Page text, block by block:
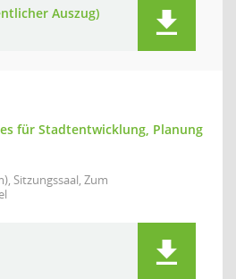
Auszug)
für Stadtentwicklung, Planung
Sitzungssaal, Zum